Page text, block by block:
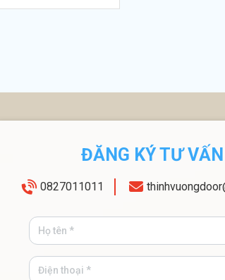
ĐĂNG KÝ TƯ VẤN
0827011011